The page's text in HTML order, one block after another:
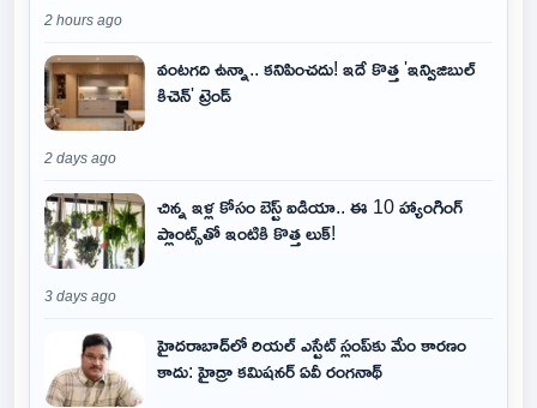
2 hours ago
వంటగది ఉన్నా.. కనిపించదు! ఇదే కొత్త 'ఇన్విజిబుల్
కిచెన్' ట్రెండ్
2 days ago
చిన్న ఇళ్ల కోసం బెస్ట్ ఐడియా.. ఈ 10 హ్యాంగింగ్
ప్లాంట్స్‌తో ఇంటికి కొత్త లుక్!
3 days ago
హైదరాబాద్‌లో రియల్ ఎస్టేట్ స్లంప్‌కు మేం కారణం
కాదు: హైడ్రా కమిషనర్ ఏవీ రంగనాథ్